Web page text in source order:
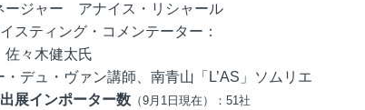
ジャー アナイス・リシャール
スティング・コメンテーター：
々木健太氏
デュ・ヴァン講師、南青山「L’AS」ソムリエ
展インポーター数 （9月1日現在）：51社